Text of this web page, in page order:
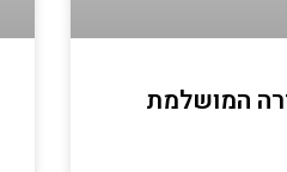
המושלמת